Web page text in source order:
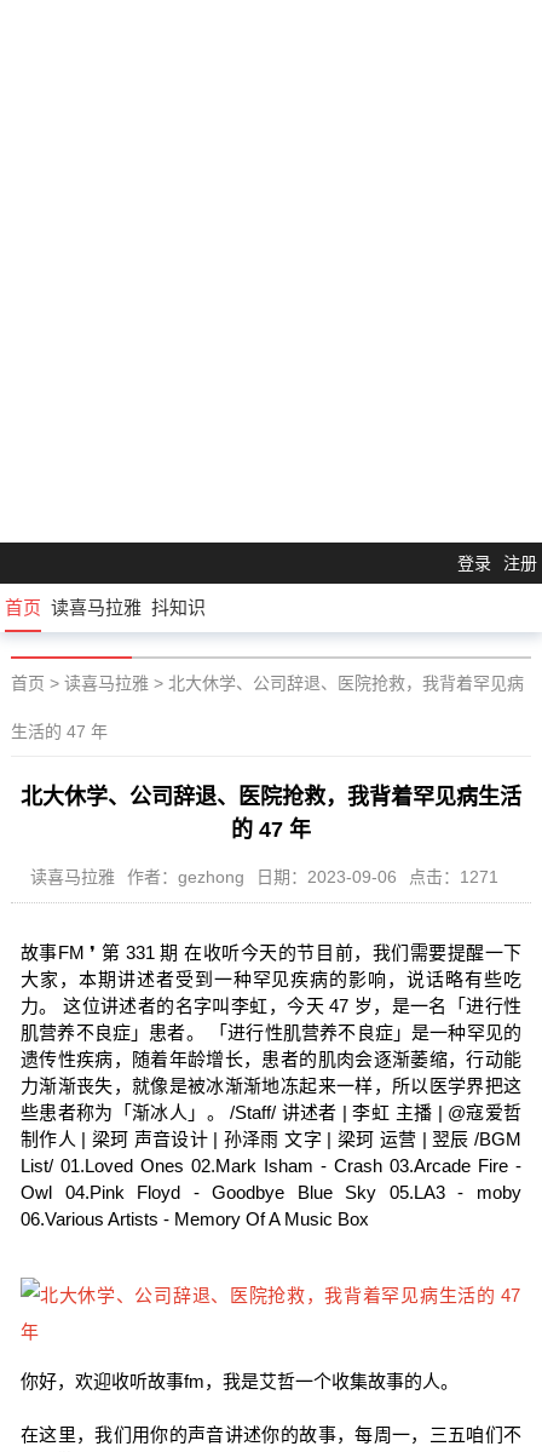
登录 注册
首页 读喜马拉雅 抖知识
首页 > 读喜马拉雅> 北大休学、公司辞退、医院抢救，我背着罕见病
生活的 47 年
北大休学、公司辞退、医院抢救，我背着罕见病生活
的 47 年
读喜马拉雅 作者：gezhong 日期：2023-09-06 点击：1271
故事FM ❜ 第 331 期 在收听今天的节目前，我们需要提醒一下
大家，本期讲述者受到一种罕见疾病的影响，说话略有些吃
力。 这位讲述者的名字叫李虹，今天 47 岁，是一名「进行性
肌营养不良症」患者。 「进行性肌营养不良症」是一种罕见的
遗传性疾病，随着年龄增长，患者的肌肉会逐渐萎缩，行动能
力渐渐丧失，就像是被冰渐渐地冻起来一样，所以医学界把这
些患者称为「渐冰人」。 /Staff/ 讲述者 | 李虹 主播 | @寇爱哲
制作人 | 梁珂 声音设计 | 孙泽雨 文字 | 梁珂 运营 | 翌辰 /BGM
List/ 01.Loved Ones 02.Mark Isham - Crash 03.Arcade Fire -
Owl 04.Pink Floyd - Goodbye Blue Sky 05.LA3 - moby
06.Various Artists - Memory Of A Music Box
你好，欢迎收听故事fm，我是艾哲一个收集故事的人。
在这里，我们用你的声音讲述你的故事，每周一，三五咱们不